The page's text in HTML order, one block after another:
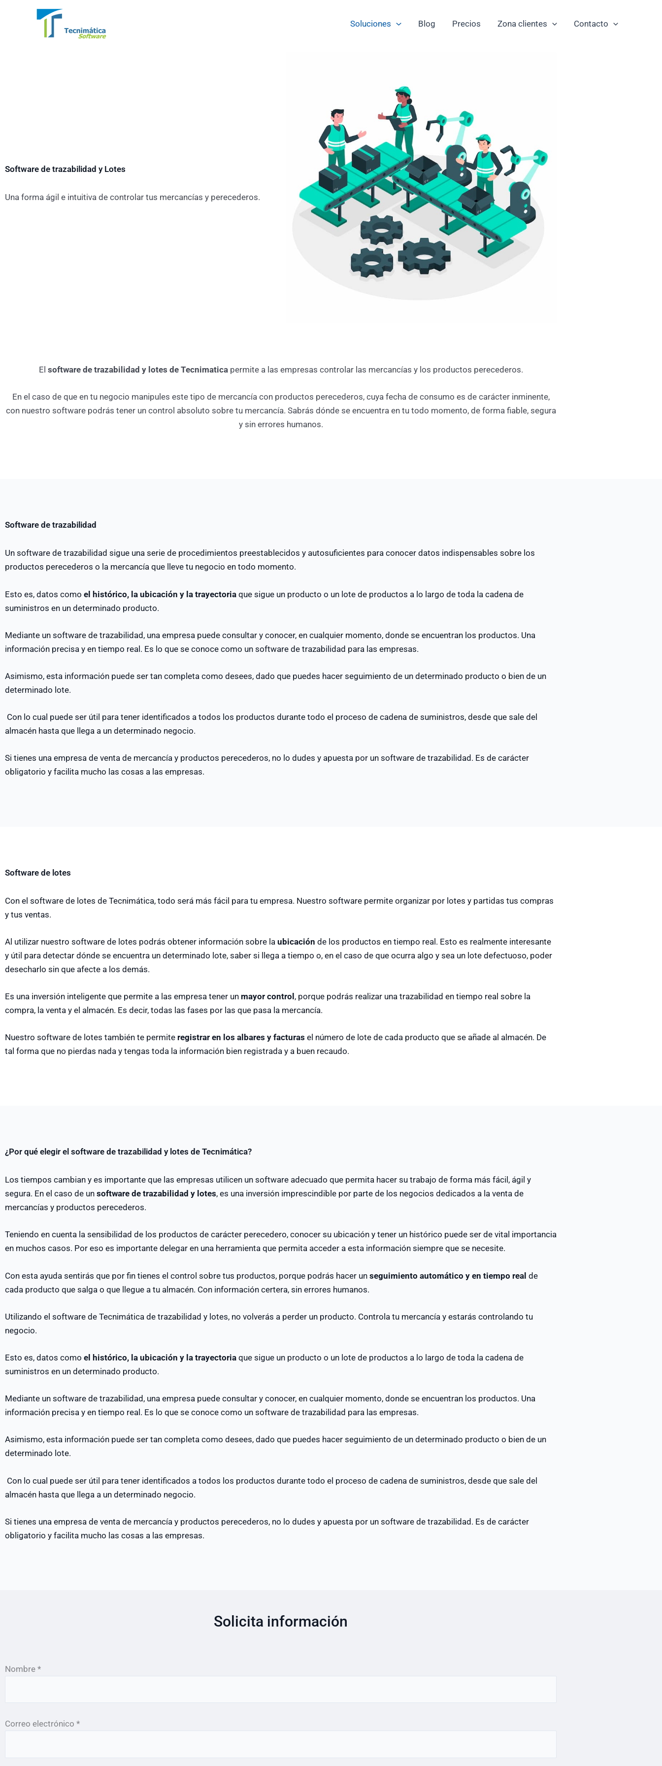
Soluciones Blog Precios Zona clientes Contacto
Software de trazabilidad y Lotes
Una forma ágil e intuitiva de controlar tus mercancías y perecederos.
El software de trazabilidad y lotes de Tecnimaticapermite a las empresas controlar las mercancías y los productos perecederos.
En el caso de que en tu negocio manipules este tipo de mercancía con productos perecederos, cuya fecha de consumo es de carácter inminente,
con nuestro software podrás tener un control absoluto sobre tu mercancía. Sabrás dónde se encuentra en tu todo momento, de forma fiable, segura
y sin errores humanos.
Software de trazabilidad
Un software de trazabilidad sigue una serie de procedimientos preestablecidos y autosuficientes para conocer datos indispensables sobre los
productos perecederos o la mercancía que lleve tu negocio en todo momento.
Esto es, datos como el histórico, la ubicación y la trayectoria que sigue un producto o un lote de productos a lo largo de toda la cadena de
suministros en un determinado producto.
Mediante un software de trazabilidad, una empresa puede consultar y conocer, en cualquier momento, donde se encuentran los productos. Una
información precisa y en tiempo real. Es lo que se conoce como un software de trazabilidad para las empresas.
Asimismo, esta información puede ser tan completa como desees, dado que puedes hacer seguimiento de un determinado producto o bien de un
determinado lote.
Con lo cual puede ser útil para tener identificados a todos los productos durante todo el proceso de cadena de suministros, desde que sale del
almacén hasta que llega a un determinado negocio.
Si tienes una empresa de venta de mercancía y productos perecederos, no lo dudes y apuesta por un software de trazabilidad. Es de carácter
obligatorio y facilita mucho las cosas a las empresas.
Software de lotes
Con el software de lotes de Tecnimática, todo será más fácil para tu empresa. Nuestro software permite organizar por lotes y partidas tus compras
y tus ventas.
Al utilizar nuestro software de lotes podrás obtener información sobre la ubicación de los productos en tiempo real. Esto es realmente interesante
y útil para detectar dónde se encuentra un determinado lote, saber si llega a tiempo o, en el caso de que ocurra algo y sea un lote defectuoso, poder
desecharlo sin que afecte a los demás.
Es una inversión inteligente que permite a las empresa tener un mayor control, porque podrás realizar una trazabilidad en tiempo real sobre la
compra, la venta y el almacén. Es decir, todas las fases por las que pasa la mercancía.
Nuestro software de lotes también te permite registrar en los albares y facturas el número de lote de cada producto que se añade al almacén. De
tal forma que no pierdas nada y tengas toda la información bien registrada y a buen recaudo.
¿Por qué elegir el software de trazabilidad y lotes de Tecnimática?
Los tiempos cambian y es importante que las empresas utilicen un software adecuado que permita hacer su trabajo de forma más fácil, ágil y
segura. En el caso de un software de trazabilidad y lotes, es una inversión imprescindible por parte de los negocios dedicados a la venta de
mercancías y productos perecederos.
Teniendo en cuenta la sensibilidad de los productos de carácter perecedero, conocer su ubicación y tener un histórico puede ser de vital importancia
en muchos casos. Por eso es importante delegar en una herramienta que permita acceder a esta información siempre que se necesite.
Con esta ayuda sentirás que por fin tienes el control sobre tus productos, porque podrás hacer un seguimiento automático y en tiempo real de
cada producto que salga o que llegue a tu almacén. Con información certera, sin errores humanos.
Utilizando el software de Tecnimática de trazabilidad y lotes, no volverás a perder un producto. Controla tu mercancía y estarás controlando tu
negocio.
Esto es, datos como el histórico, la ubicación y la trayectoria que sigue un producto o un lote de productos a lo largo de toda la cadena de
suministros en un determinado producto.
Mediante un software de trazabilidad, una empresa puede consultar y conocer, en cualquier momento, donde se encuentran los productos. Una
información precisa y en tiempo real. Es lo que se conoce como un software de trazabilidad para las empresas.
Asimismo, esta información puede ser tan completa como desees, dado que puedes hacer seguimiento de un determinado producto o bien de un
determinado lote.
Con lo cual puede ser útil para tener identificados a todos los productos durante todo el proceso de cadena de suministros, desde que sale del
almacén hasta que llega a un determinado negocio.
Si tienes una empresa de venta de mercancía y productos perecederos, no lo dudes y apuesta por un software de trazabilidad. Es de carácter
obligatorio y facilita mucho las cosas a las empresas.
Solicita información
Nombre *
Correo electrónico *